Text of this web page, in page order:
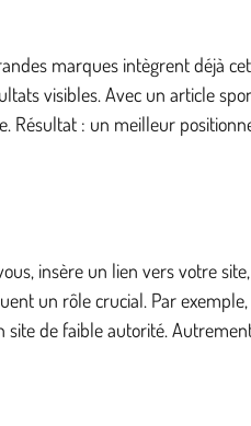
marques intègrent déjà
visibles. Avec un article
Résultat : un meilleur
insère un lien vers votre
un rôle crucial. Par
de faible autorité.